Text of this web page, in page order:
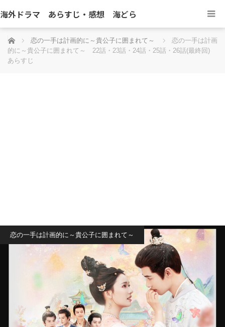
海外ドラマ あらすじ・感想 海どら
ホーム 恋の一手は計画的に～貴公子に囲まれて～
恋の一手は計画
的に～貴公子に囲まれて～ 22話・23話・24話・25話・26話(最終回)
あらすじ
恋の一手は計画的に～貴公子に囲まれて～